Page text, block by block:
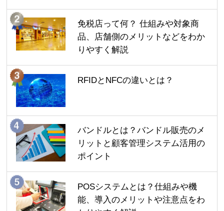
免税店って何？ 仕組みや対象商
品、店舗側のメリットなどをわか
りやすく解説
RFIDとNFCの違いとは？
バンドルとは？バンドル販売のメ
リットと顧客管理システム活用の
ポイント
POSシステムとは？仕組みや機
能、導入のメリットや注意点をわ